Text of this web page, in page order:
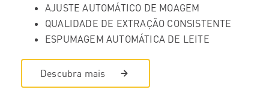
AJUSTE AUTOMÁTICO DE MOAGEM
QUALIDADE DE EXTRAÇÃO CONSISTENTE
ESPUMAGEM AUTOMÁTICA DE LEITE
Descubra mais